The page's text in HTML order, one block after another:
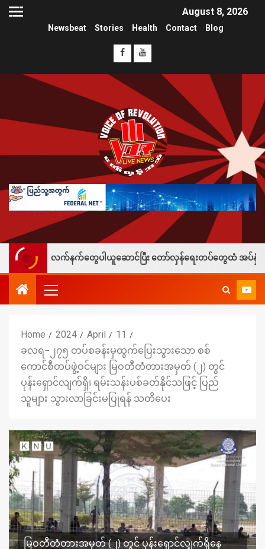
August 8, 2026
Newsbeat Stories Health Contact Blog
က်နက်တွေပါယူဆောင်ပြီး တော်လှန်ရေးတပ်တွေထံ အပ်နှံလို့ သိန်းတစ်ရာ
Home 2024 April
11
ခလရ−၂၇၅ တပ်စခန်းမှထွက်ပြေးသွားသော စစ်
ကောင်စီတပ်ဖွဲ့ဝင်များ မြဝတီတံတားအမှတ် (၂) တွင်
ပုန်းရှောင်လျက်ရှိ၊ ရမ်းသန်းပစ်ခတ်နိုင်သဖြင့် ပြည်
သူများ သွားလာခြင်းမပြုရန် သတိပေး
မြဝတီတံတားအမှတ် (၂) တွင် ပုန်းရှောင်လျှက်ရှိနေ